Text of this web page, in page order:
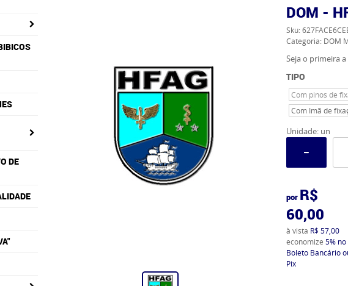
DE
DOM -
Sku:
Categoria: DOM
Seja o primeira
TIPO
Com pinos de
Com Imã de
Unidade: un
por R$
60,00
à vista R$ 57,00
economize 5% no
Boleto Bancário
Pix